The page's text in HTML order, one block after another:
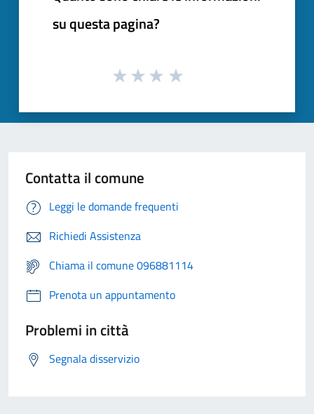
su questa pagina?
Contatta il comune
Leggi le domande frequenti
Richiedi Assistenza
Chiama il comune 096881114
Prenota un appuntamento
Problemi in città
Segnala disservizio